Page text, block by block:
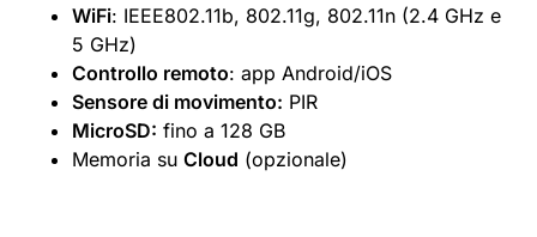
WiFi: IEEE802.11b, 802.11g, 802.11n (2.4 GHz e
5 GHz)
Controllo remoto: app Android/iOS
Sensore di movimento: PIR
MicroSD: fino a 128 GB
Memoria su Cloud (opzionale)